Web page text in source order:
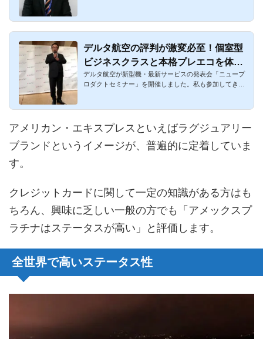
デルタ航空の評判が激変必至！個室型
ビジネスクラスと本格プレエコを体験
した口コミ！
デルタ航空が新型機・最新サービスの発表会「ニュープ
ロダクトセミナー」を開催しました。私も参加してきま
アメリカン・エキスプレスといえばラグジュアリー
ブランドというイメージが、普遍的に定着していま
す。
クレジットカードに関して一定の知識がある方はも
ちろん、興味に乏しい一般の方でも「アメックスプ
ラチナはステータスが高い」と評価します。
全世界で高いステータス性